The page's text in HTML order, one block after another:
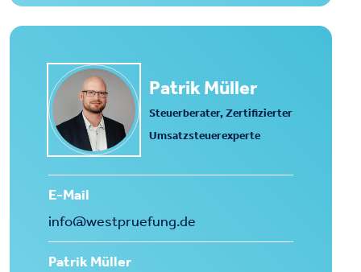
Patrik Müller
Steuerberater, Zertifizierter
Umsatzsteuerexperte
E-Mail
info@westpruefung.de
Patrik Müller